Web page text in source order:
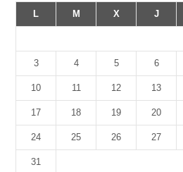
L
M X J
3 4 5 6
10 11 12 13
17 18 19 20
24 25 26 27
31